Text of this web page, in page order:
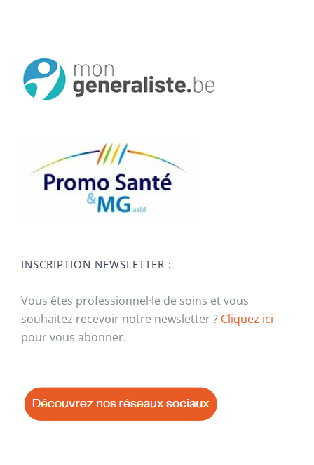
INSCRIPTION NEWSLETTER :
Vous êtes professionnel·le de soins et vous
souhaitez recevoir notre newsletter ? Cliquez ici
pour vous abonner.